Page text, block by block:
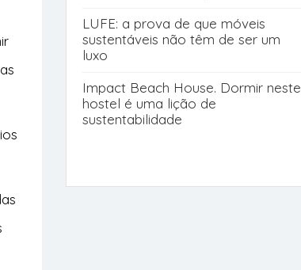
LUFE: a prova de que móveis
sustentáveis não têm de ser um
luxo
Impact Beach House. Dormir neste
hostel é uma lição de
sustentabilidade